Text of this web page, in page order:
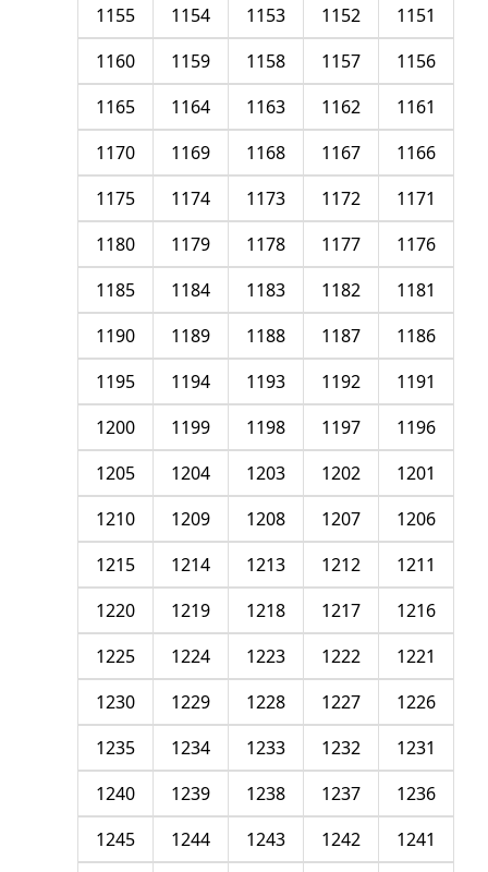
1151
1152
1153
1154
1155
1156
1157
1158
1159
1160
1161
1162
1163
1164
1165
1166
1167
1168
1169
1170
1171
1172
1173
1174
1175
1176
1177
1178
1179
1180
1181
1182
1183
1184
1185
1186
1187
1188
1189
1190
1191
1192
1193
1194
1195
1196
1197
1198
1199
1200
1201
1202
1203
1204
1205
1206
1207
1208
1209
1210
1211
1212
1213
1214
1215
1216
1217
1218
1219
1220
1221
1222
1223
1224
1225
1226
1227
1228
1229
1230
1231
1232
1233
1234
1235
1236
1237
1238
1239
1240
1241
1242
1243
1244
1245